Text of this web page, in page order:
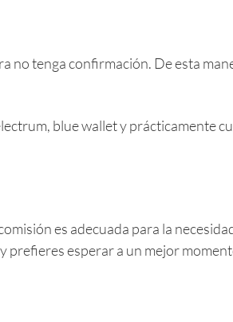
no tenga confirmación. De esta
blue wallet y prácticamente
es adecuada para la
prefieres esperar a un mejor